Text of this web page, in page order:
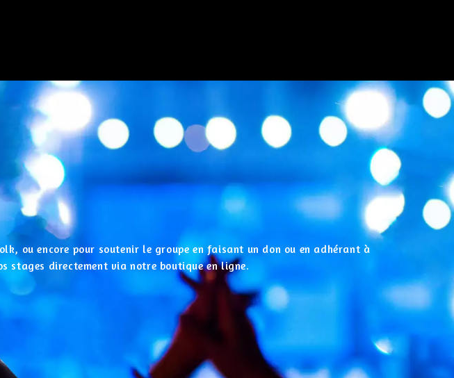
ou encore pour soutenir le groupe en faisant un don ou en adhérant à
stages directement via notre boutique en ligne.